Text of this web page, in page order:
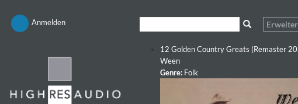
Anmelden
12 Golden Country Greats (Remaster
Ween
Genre: Folk